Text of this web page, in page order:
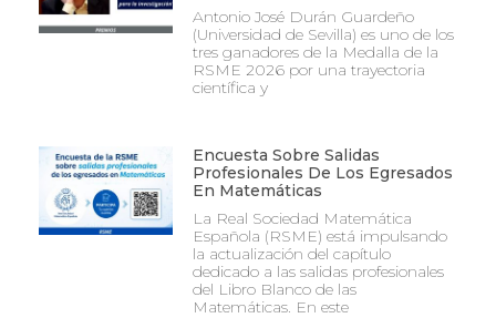
Antonio José Durán Guardeño
(Universidad de Sevilla) es uno de los
tres ganadores de la Medalla de la
RSME 2026 por una trayectoria
científica y
Encuesta Sobre Salidas
Profesionales De Los Egresados
En Matemáticas
La Real Sociedad Matemática
Española (RSME) está impulsando
la actualización del capítulo
dedicado a las salidas profesionales
del Libro Blanco de las
Matemáticas. En este